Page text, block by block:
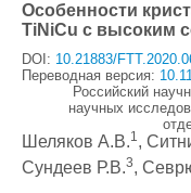
Особенности
TiNiCu с высоким
DOI: 10.21883/
Переводная версия:
Российский
научных
Шеляков А.В.1,
Сундеев Р.В.3,